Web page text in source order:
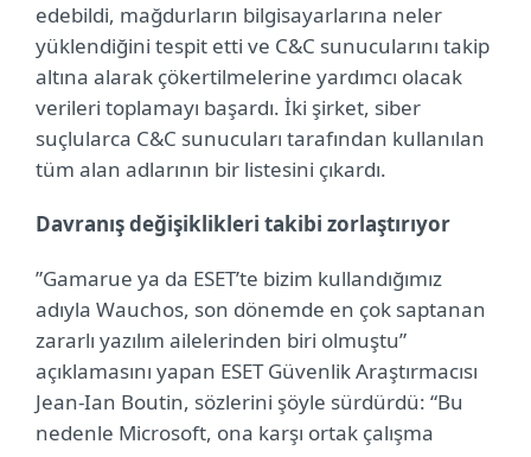
edebildi, mağdurların bilgisayarlarına neler
yüklendiğini tespit etti ve C&C sunucularını takip
altına alarak çökertilmelerine yardımcı olacak
verileri toplamayı başardı. İki şirket, siber
suçlularca C&C sunucuları tarafından kullanılan
tüm alan adlarının bir listesini çıkardı.
Davranış değişiklikleri takibi zorlaştırıyor
”Gamarue ya da ESET’te bizim kullandığımız
adıyla Wauchos, son dönemde en çok saptanan
zararlı yazılım ailelerinden biri olmuştu”
açıklamasını yapan ESET Güvenlik Araştırmacısı
Jean-Ian Boutin, sözlerini şöyle sürdürdü: “Bu
nedenle Microsoft, ona karşı ortak çalışma